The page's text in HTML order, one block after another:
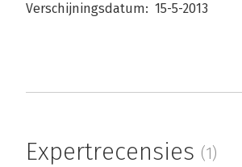
Verschijningsdatum: 15-5-2013
Expertrecensies (1)